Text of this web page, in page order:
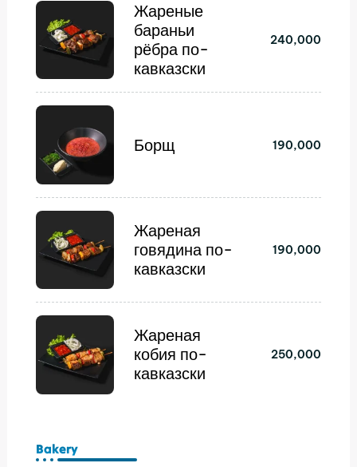
Жареные
бараньи
рёбра по-
кавказски
240,000
Борщ 190,000
Жареная
говядина по-
кавказски
190,000
Жареная
кобия по-
кавказски
250,000
Bakery